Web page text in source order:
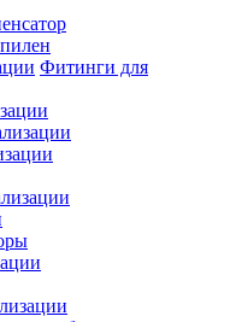
Фитинги для